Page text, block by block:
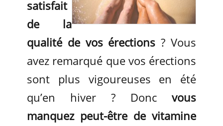
satisfait
de la
qualité de vos érections ? Vous
avez remarqué que vos érections
sont plus vigoureuses en été
qu’en hiver ? Donc vous
manquez peut-être de vitamine